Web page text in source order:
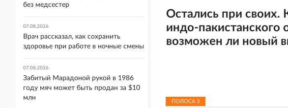
Остались при своих.
индо-пакистанского
возможен ли новый
ПОЛОСА 3
без медсестер
07.08.2026
Врач рассказал, как сохранить
здоровье при работе в ночные смены
07.08.2026
Забитый Марадоной рукой в 1986
году мяч может быть продан за $10
млн